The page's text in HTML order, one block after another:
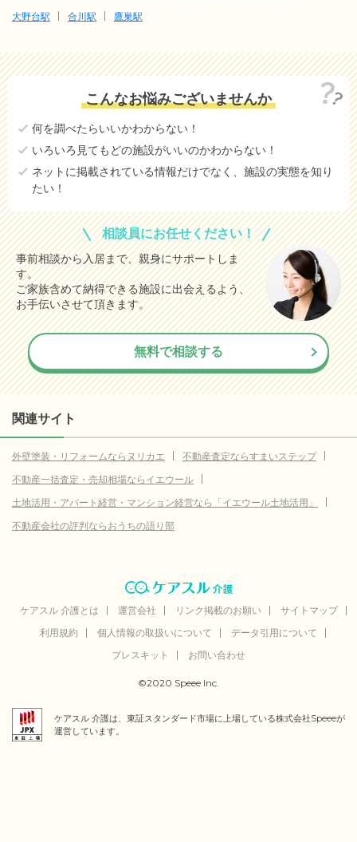
大野台駅
合川駅 鷹巣駅
こんなお悩みございませんか
何を調べたらいいかわからない！
いろいろ見てもどの施設がいいのかわからない！
ネットに掲載されている情報だけでなく、施設の実態を知り
たい！
相談員にお任せください！
事前相談から入居まで、親身にサポートしま
す。
ご家族含めて納得できる施設に出会えるよう、
お手伝いさせて頂きます。
無料で相談する
関連サイト
外壁塗装・リフォームならヌリカエ
不動産査定ならすまいステップ
不動産一括査定・売却相場ならイエウール
土地活用・アパート経営・マンション経営なら「イエウール土地活用」
不動産会社の評判ならおうちの語り部
ケアスル 介護とは 運営会社 リンク掲載のお願い
サイトマップ
利用規約
個人情報の取扱いについて
データ引用について
プレスキット
お問い合わせ
©2020 Speee Inc.
ケアスル 介護は、東証スタンダード市場に上場している株式会社Speeeが
運営しています。